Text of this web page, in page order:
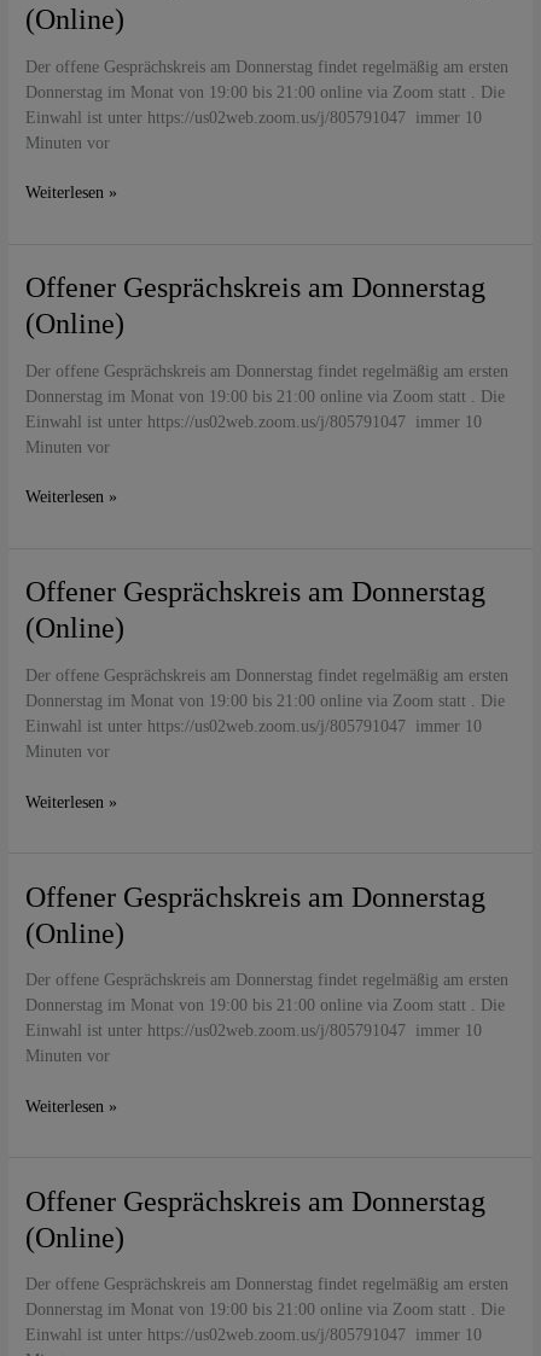
(Online)
Der offene Gesprächskreis am Donnerstag findet regelmäßig am ersten
Donnerstag im Monat von 19:00 bis 21:00 online via Zoom statt . Die
Einwahl ist unter https://us02web.zoom.us/j/805791047 immer 10
Minuten vor
am
(Online)
Weiterlesen »
Offener Gesprächskreis am Donnerstag
(Online)
Der offene Gesprächskreis am Donnerstag findet regelmäßig am ersten
Donnerstag im Monat von 19:00 bis 21:00 online via Zoom statt . Die
Einwahl ist unter https://us02web.zoom.us/j/805791047 immer 10
Minuten vor
Offener
am
(Online)
Weiterlesen »
Offener Gesprächskreis am Donnerstag
(Online)
Der offene Gesprächskreis am Donnerstag findet regelmäßig am ersten
Donnerstag im Monat von 19:00 bis 21:00 online via Zoom statt . Die
Einwahl ist unter https://us02web.zoom.us/j/805791047 immer 10
Minuten vor
Offener
am
(Online)
Weiterlesen »
Offener Gesprächskreis am Donnerstag
(Online)
Der offene Gesprächskreis am Donnerstag findet regelmäßig am ersten
Donnerstag im Monat von 19:00 bis 21:00 online via Zoom statt . Die
Einwahl ist unter https://us02web.zoom.us/j/805791047 immer 10
Minuten vor
Offener
am
(Online)
Weiterlesen »
Offener Gesprächskreis am Donnerstag
(Online)
Der offene Gesprächskreis am Donnerstag findet regelmäßig am ersten
Donnerstag im Monat von 19:00 bis 21:00 online via Zoom statt . Die
Einwahl ist unter https://us02web.zoom.us/j/805791047 immer 10
Offener
am
(Online)